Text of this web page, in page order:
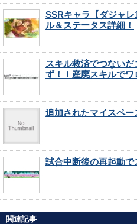
SSRキャラ【ダジャ
ル＆ステータス詳細！
スキル救済でつない
ず！！産廃スキルで
追加されたマイスペー
試合中断後の再起動
関連記事